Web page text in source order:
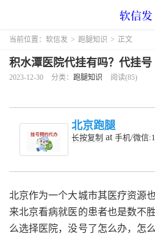
当前位置： 软信发 > 跑腿知识 > 正文
积水潭医院代挂有吗？代挂号
2023-12-30 分类： 跑腿知识 阅读(85)
北京跑腿
长按复制 at 手机/微信
北京作为一个大城市其医疗资源
来北京看病就医的患者也是数不
么选择医院，没号了怎么办，怎